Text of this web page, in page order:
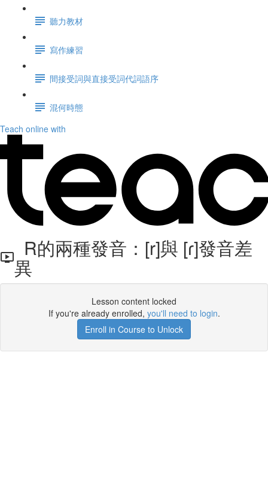
聽力教材
寫作練習
間接受詞與直接受詞代詞語序
混何時態
Teach online with
R的兩種發音：[r]與 [ɾ]發音差
異
Lesson content locked
If you're already enrolled, you'll need to login.
Enroll in Course to Unlock